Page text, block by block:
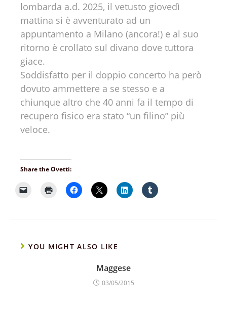
lombarda a.d. 2025, il vetusto giovedì
mattina si è avventurato ad un
appuntamento a Milano (ancora!) e al suo
ritorno è crollato sul divano dove tuttora
giace.
Soddisfatto per il doppio concerto ha però
dovuto ammettere a se stesso e a
chiunque altro che 40 anni fa il tempo di
recupero fisico era stato “un filino” più
veloce.
Share the Ovetti:
YOU MIGHT ALSO LIKE
Maggese
03/05/2015